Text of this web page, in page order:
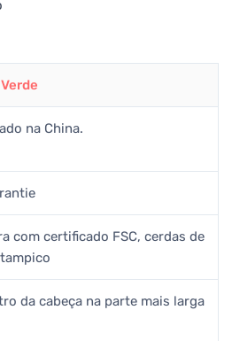
na China.
com certificado FSC, cerdas de
da cabeça na parte mais larga